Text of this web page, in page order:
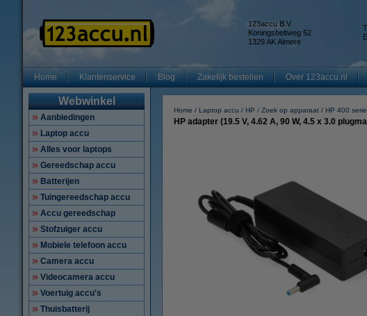
123accu B.V.
Koningsbeltweg 52
1329 AK Almere
Home Klantenservice Blog Zakelijk bestellen Over 123accu.nl
Webwinkel
Aanbiedingen
Laptop accu
Alles voor laptops
Gereedschap accu
Batterijen
Tuingereedschap accu
Accu gereedschap
Stofzuiger accu
Mobiele telefoon accu
Camera accu
Videocamera accu
Voertuig accu's
Thuisbatterij
Home Laptop accu HP Zoek op apparaat HP 400
HP adapter (19.5 V, 4.62 A, 90 W, 4.5 x 3.0